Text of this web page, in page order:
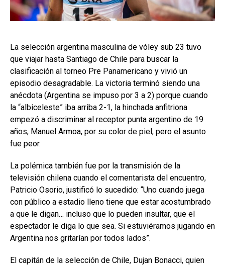
La selección argentina masculina de vóley sub 23 tuvo
que viajar hasta Santiago de Chile para buscar la
clasificación al torneo Pre Panamericano y vivió un
episodio desagradable. La victoria terminó siendo una
anécdota (Argentina se impuso por 3 a 2) porque cuando
la “albiceleste” iba arriba 2-1, la hinchada anfitriona
empezó a discriminar al receptor punta argentino de 19
años, Manuel Armoa, por su color de piel, pero el asunto
fue peor.
La polémica también fue por la transmisión de la
televisión chilena cuando el comentarista del encuentro,
Patricio Osorio, justificó lo sucedido: “Uno cuando juega
con público a estadio lleno tiene que estar acostumbrado
a que le digan… incluso que lo pueden insultar, que el
espectador le diga lo que sea. Si estuviéramos jugando en
Argentina nos gritarían por todos lados”.
El capitán de la selección de Chile, Dujan Bonacci, quien